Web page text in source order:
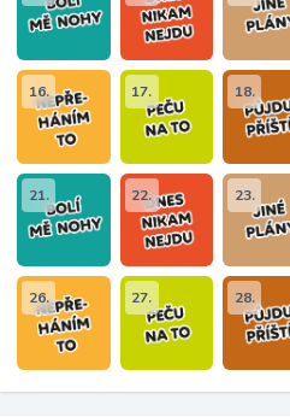
16. 17. 18.
21. 22. 23.
26. 27. 28.